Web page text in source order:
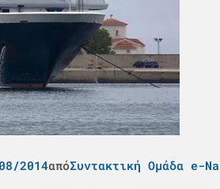
2014απόΣυντακτική Ομάδα e-